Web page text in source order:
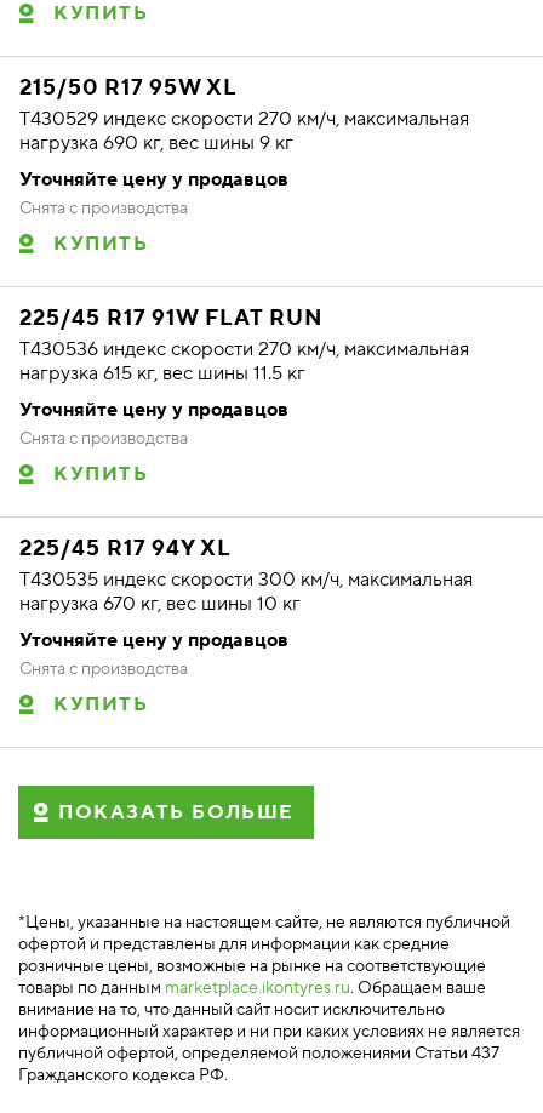
КУПИТЬ
215/50 R17 95W XL
T430529 индекс скорости 270 км/ч, максимальная
нагрузка 690 кг, вес шины 9 кг
Уточняйте цену у продавцов
Снята с производства
КУПИТЬ
225/45 R17 91W FLAT RUN
T430536 индекс скорости 270 км/ч, максимальная
нагрузка 615 кг, вес шины 11.5 кг
Уточняйте цену у продавцов
Снята с производства
КУПИТЬ
225/45 R17 94Y XL
T430535 индекс скорости 300 км/ч, максимальная
нагрузка 670 кг, вес шины 10 кг
Уточняйте цену у продавцов
Снята с производства
КУПИТЬ
ПОКАЗАТЬ БОЛЬШЕ
*Цены, указанные на настоящем сайте, не являются публичной
офертой и представлены для информации как средние
розничные цены, возможные на рынке на соответствующие
товары по данным marketplace.ikontyres.ru. Обращаем ваше
внимание на то, что данный сайт носит исключительно
информационный характер и ни при каких условиях не является
публичной офертой, определяемой положениями Статьи 437
Гражданского кодекса РФ.